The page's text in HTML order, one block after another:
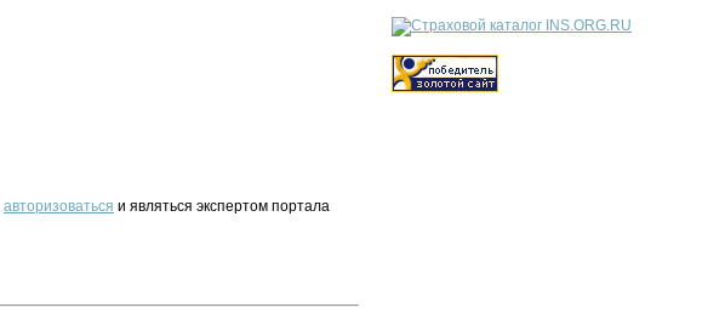
авторизоваться и являться экспертом портала